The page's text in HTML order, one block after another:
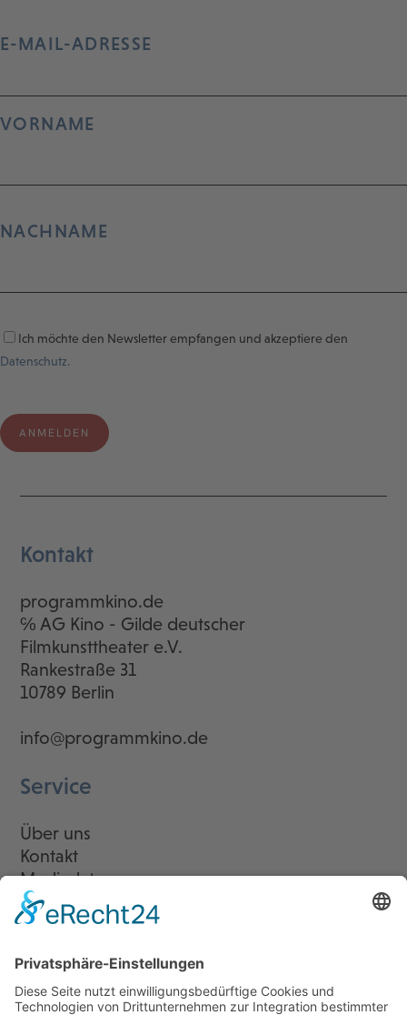
E-MAIL-ADRESSE
VORNAME
NACHNAME
Ich möchte den Newsletter empfangen und akzeptiere den
Datenschutz.
Kontakt
programmkino.de
℅ AG Kino - Gilde deutscher
Filmkunsttheater e.V.
Rankestraße 31
10789 Berlin
info@programmkino.de
Service
Über uns
Kontakt
Mediadaten
Newsletter
LogIn
Legal